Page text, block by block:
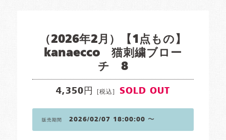
（2026年2月）【1点もの】
kanaecco 猫刺繍ブロー
チ 8
4,350円 [税込] SOLD OUT
販売期間 2026/02/07 18:00:00 〜